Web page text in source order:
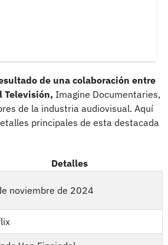
de una colaboración entre
Televisión, Imagine Documentaries,
de la industria audiovisual. Aquí
principales de esta destacada
Detalles
noviembre de 2024